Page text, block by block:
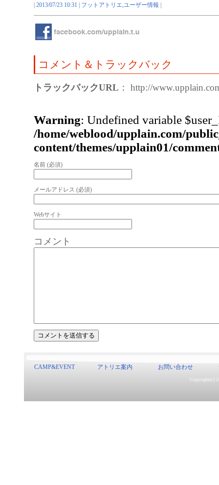
2013/07/23 10:31 フットアトリエ,ユーザー情報
コメント＆トラックバック
トラックバックURL ： http://
Warning: Undefined variable
/home/weblood/upplain.com/
content/themes/upplain01/
名前 (必須)
メールアドレス (必須)
Webサイト
コメント
CAMP&EVENT アトリエ案内 お問い合わせ
Copyright(c)